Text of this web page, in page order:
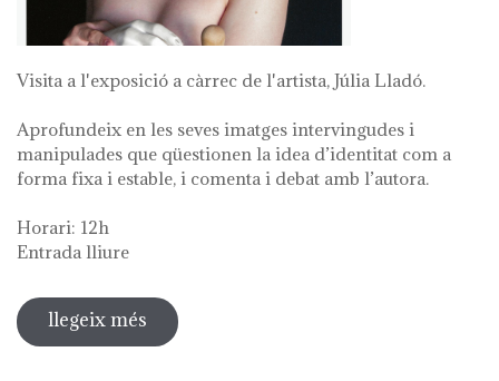
Visita a l'exposició a càrrec de l'artista, Júlia Lladó.
Aprofundeix en les seves imatges intervingudes i
manipulades que qüestionen la idea d’identitat com a
forma fixa i estable, i comenta i debat amb l’autora.
Horari: 12h
Entrada lliure
llegeix més sobre visita guiada a l'exposició 'el
que queda de mi'